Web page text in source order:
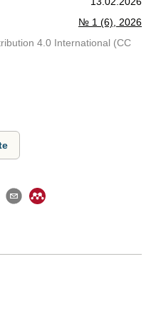
№ 1 (6), 2026
4.0 International (CC